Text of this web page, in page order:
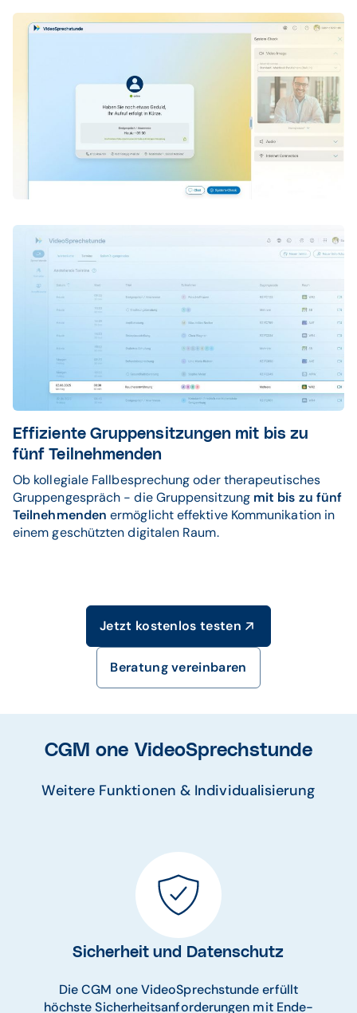
Effiziente Gruppensitzungen mit bis zu
fünf Teilnehmenden
Ob kollegiale Fallbesprechung oder therapeutisches
Gruppengespräch - die Gruppensitzung mit bis zu fünf
Teilnehmenden ermöglicht effektive Kommunikation in
einem geschützten digitalen Raum.
Jetzt kostenlos testen
Beratung vereinbaren
CGM one VideoSprechstunde
Weitere Funktionen & Individualisierung
Sicherheit und Datenschutz
Die CGM one VideoSprechstunde erfüllt
höchste Sicherheitsanforderungen mit Ende-